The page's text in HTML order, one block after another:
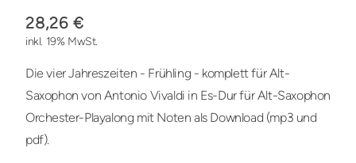
28,26 €
inkl. 19% MwSt.
Die vier Jahreszeiten - Frühling - komplett für Alt-
Saxophon von Antonio Vivaldi in Es-Dur für Alt-Saxophon
Orchester-Playalong mit Noten als Download (mp3 und
pdf).